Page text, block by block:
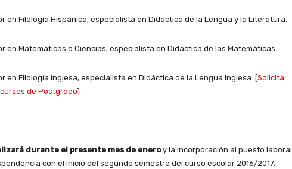
en Filología Hispánica, especialista en Didáctica de la Lengua y la Literatura.
en Matemáticas o Ciencias, especialista en Didáctica de las Matemáticas.
en Filología Inglesa, especialista en Didáctica de la Lengua Inglesa. [Solicita
de Postgrado]
durante el presente mes de eneroy la incorporación al puesto laboral
con el inicio del segundo semestre del curso escolar 2016/2017.